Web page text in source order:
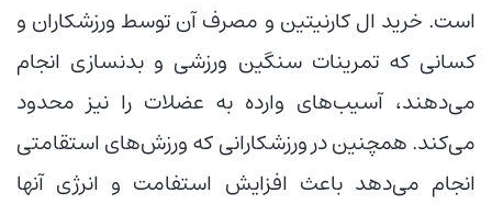
است. خرید ال کارنیتین و مصرف آن توسط ورزشکاران و
کسانی که تمرینات سنگین ورزشی و بدنسازی انجام
می‌دهند، آسیب‌های وارده به عضلات را نیز محدود
می‌کند. همچنین در ورزشکارانی که ورزش‌های استقامتی
انجام می‌دهد باعث افزایش استفامت و انرژی آنها